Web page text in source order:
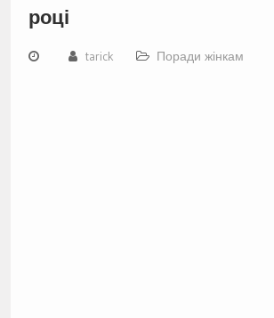
році
tarick Поради жінкам